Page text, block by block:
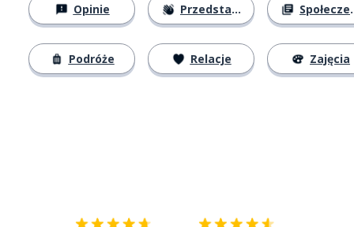
Opinie
Podróże
Przedstawianie się
Relacje
Społeczeństwo
Zajęcia